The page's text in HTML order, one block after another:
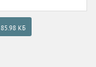
85.98 КБ